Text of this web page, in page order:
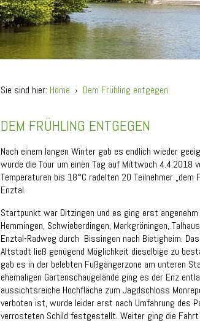
Sie sind hier: Home › Dem Frühling entgegen
DEM FRÜHLING ENTGEGEN
Nach einem langen Winter gab es endlich wieder
wurde die Tour um einen Tag auf Mittwoch 4.4.2018
Temperaturen bis 18°C radelten 20 Teilnehmer
Enztal.
Startpunkt war Ditzingen und es ging erst
Hemmingen, Schwieberdingen, Markgröningen,
Enztal-Radweg durch Bissingen nach Bietigheim.
Altstadt ließ genügend Möglichkeit dieselbige zu
gab es in der belebten Fußgängerzone am unteren
ehemaligen Gartenschaugelände ging es der Enz
aussichtsreiche Hochfläche zum Jagdschloss
verboten ist, wurde leider erst nach Umfahrung des
verrosteten Schild festgestellt. Weiter ging die Fahrt